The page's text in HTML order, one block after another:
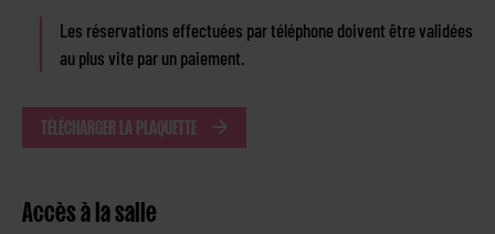
Les réservations effectuées par téléphone doivent être validées
au plus vite par un paiement.
TÉLÉCHARGER LA PLAQUETTE
Accès à la salle